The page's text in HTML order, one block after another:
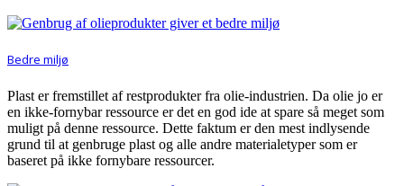
Bedre miljø
Plast er fremstillet af restprodukter fra olie-industrien. Da olie jo er
en ikke-fornybar ressource er det en god ide at spare så meget som
muligt på denne ressource. Dette faktum er den mest indlysende
grund til at genbruge plast og alle andre materialetyper som er
baseret på ikke fornybare ressourcer.